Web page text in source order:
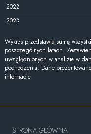
2022
2023
Wykres przedstawia sumę
poszczególnych latach.
uwzględnionych w analizie w
pochodzenia. Dane
informacje.
STRONA GŁÓWNA